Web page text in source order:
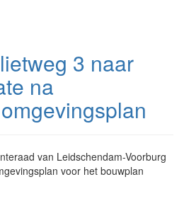
3 naar
na
van Leidschendam-Voorburg
voor het bouwplan